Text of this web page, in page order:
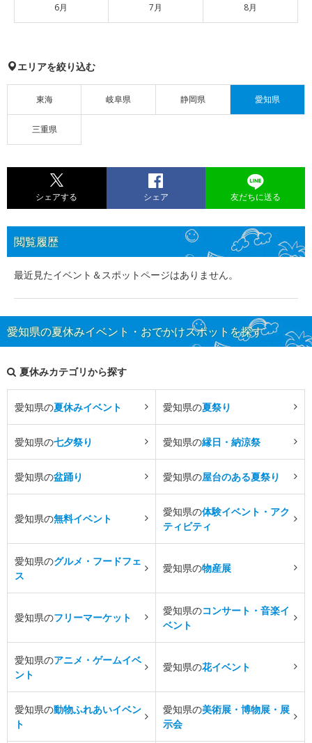
6月 7月 8月
エリアを絞り込む
東海 岐阜県 静岡県 愛知県
三重県
シェアする シェア 友だちに送る
閲覧履歴
最近見たイベント＆スポットページはありません。
愛知県の夏休みイベント・おでかけスポットを探す
夏休みカテゴリから探す
愛知県の夏休みイベント 愛知県の夏祭り
愛知県の七夕祭り 愛知県の縁日・納涼祭
愛知県の盆踊り 愛知県の屋台のある夏祭り
愛知県の無料イベント
愛知県の体験イベント・アク
ティビティ
愛知県のグルメ・フードフェ
ス
愛知県の物産展
愛知県のフリーマーケット
愛知県のコンサート・音楽イ
ベント
愛知県のアニメ・ゲームイベ
ント
愛知県の花イベント
愛知県の動物ふれあいイベン
ト
愛知県の美術展・博物展・展
示会